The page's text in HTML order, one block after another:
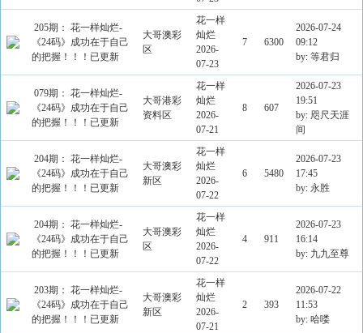
205期： 花一样灿烂-
《24码》成功在于自己
的把握！！！已更新
大哥澳彩
区
花一样
灿烂
2026-
07-23
7 6300
2026-07-24
09:12
by: 等君归
079期： 花一样灿烂-
《24码》成功在于自己
的把握！！！已更新
大哥港彩
资料区
花一样
灿烂
2026-
07-21
8 607
2026-07-23
19:51
by: 咫尺天涯
间
204期： 花一样灿烂-
《24码》成功在于自己
的把握！！！已更新
大哥澳彩
新区
花一样
灿烂
2026-
07-22
6 5480
2026-07-23
17:45
by: 永胜
204期： 花一样灿烂-
《24码》成功在于自己
的把握！！！已更新
大哥澳彩
区
花一样
灿烂
2026-
07-22
4 911
2026-07-23
16:14
by: 九九至尊
203期： 花一样灿烂-
《24码》成功在于自己
的把握！！！已更新
大哥澳彩
新区
花一样
灿烂
2026-
07-21
2 393
2026-07-22
11:53
by: 哈喽